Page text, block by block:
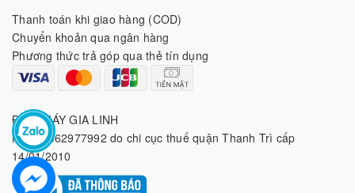
Thanh toán khi giao hàng (COD)
Chuyển khoản qua ngân hàng
Phương thức trả góp qua thẻ tín dụng
ĐIỆN MÁY GIA LINH
MST: 8062977992 do chi cục thuế quận Thanh Trì cấp
14/01/2010